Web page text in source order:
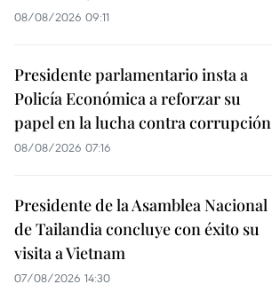
08/08/2026 09:11
Presidente parlamentario insta a
Policía Económica a reforzar su
papel en la lucha contra corrupción
08/08/2026 07:16
Presidente de la Asamblea Nacional
de Tailandia concluye con éxito su
visita a Vietnam
07/08/2026 14:30